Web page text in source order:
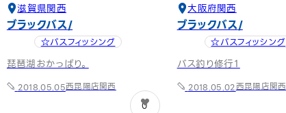
滋賀県関西
ブラックバス
☆バスフィッシング
琵琶湖おかっぱり。
2018.05.05西昆陽店関西
0
大阪府関西
ブラックバス
☆バスフィッシング
バス釣り修行１
2018.05.02西昆陽店関西